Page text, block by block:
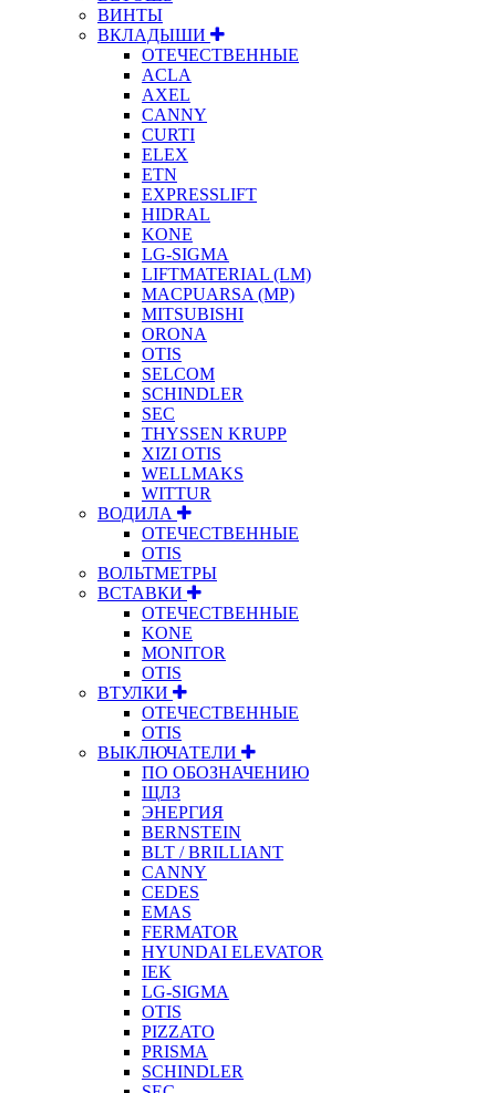
ВИНТЫ
ВКЛАДЫШИ
ОТЕЧЕСТВЕННЫЕ
ACLA
AXEL
CANNY
CURTI
ELEX
ETN
EXPRESSLIFT
HIDRAL
KONE
LG-SIGMA
LIFTMATERIAL (LM)
MACPUARSA (MP)
MITSUBISHI
ORONA
OTIS
SELCOM
SCHINDLER
SEC
THYSSEN KRUPP
XIZI OTIS
WELLMAKS
WITTUR
ВОДИЛА
ОТЕЧЕСТВЕННЫЕ
OTIS
ВОЛЬТМЕТРЫ
ВСТАВКИ
ОТЕЧЕСТВЕННЫЕ
KONE
MONITOR
OTIS
ВТУЛКИ
ОТЕЧЕСТВЕННЫЕ
OTIS
ВЫКЛЮЧАТЕЛИ
ПО ОБОЗНАЧЕНИЮ
ЩЛЗ
ЭНЕРГИЯ
BERNSTEIN
BLT / BRILLIANT
CANNY
CEDES
EMAS
FERMATOR
HYUNDAI ELEVATOR
IEK
LG-SIGMA
OTIS
PIZZATO
PRISMA
SCHINDLER